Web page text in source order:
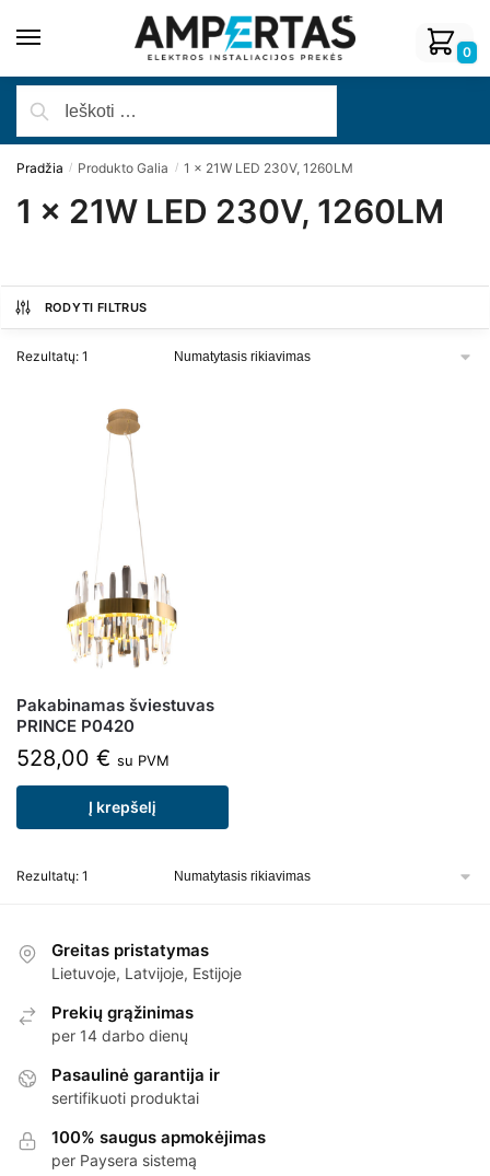
0
Pradžia / Produkto Galia / 1 x 21W LED 230V, 1260LM
1 x 21W LED 230V, 1260LM
RODYTI FILTRUS
Rezultatų: 1
Pakabinamas šviestuvas
PRINCE P0420
528,00 € su PVM
Į krepšelį
Rezultatų: 1
Greitas pristatymas
Lietuvoje, Latvijoje, Estijoje
Prekių grąžinimas
per 14 darbo dienų
Pasaulinė garantija ir
sertifikuoti produktai
100% saugus apmokėjimas
per Paysera sistemą